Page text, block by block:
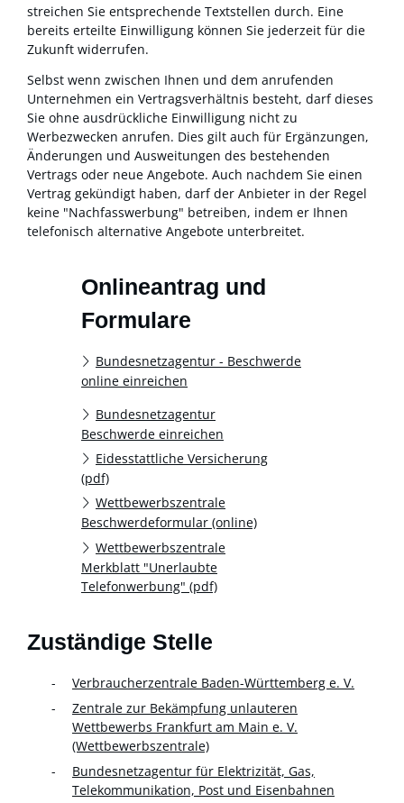
streichen Sie entsprechende Textstellen durch. Eine
bereits erteilte Einwilligung können Sie jederzeit für die
Zukunft widerrufen.
Selbst wenn zwischen Ihnen und dem anrufenden
Unternehmen ein Vertragsverhältnis besteht, darf dieses
Sie ohne ausdrückliche Einwilligung nicht zu
Werbezwecken anrufen. Dies gilt auch für Ergänzungen,
Änderungen und Ausweitungen des bestehenden
Vertrags oder neue Angebote. Auch nachdem Sie einen
Vertrag gekündigt haben, darf der Anbieter in der Regel
keine "Nachfasswerbung" betreiben, indem er Ihnen
telefonisch alternative Angebote unterbreitet.
Onlineantrag und
Formulare
Bundesnetzagentur - Beschwerde
online einreichen
Bundesnetzagentur
Beschwerde einreichen
Eidesstattliche Versicherung
(pdf)
Wettbewerbszentrale
Beschwerdeformular (online)
Wettbewerbszentrale
Merkblatt "Unerlaubte
Telefonwerbung" (pdf)
Zuständige Stelle
Verbraucherzentrale Baden-Württemberg e. V.
Zentrale zur Bekämpfung unlauteren
Wettbewerbs Frankfurt am Main e. V.
(Wettbewerbszentrale)
Bundesnetzagentur für Elektrizität, Gas,
Telekommunikation, Post und Eisenbahnen